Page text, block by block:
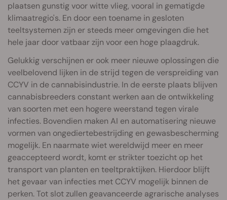
plaatsen gunstig voor witte vlieg, vooral in gematigde
klimaatregio's. En door een toename in gesloten
teeltsystemen zijn er steeds meer omgevingen die het
hele jaar door vatbaar zijn voor een hoge plaagdruk.
Gelukkig verschijnen er ook meer nieuwe oplossingen die
veelbelovend lijken in de strijd tegen de verspreiding van
CCYV in de cannabisindustrie. In de eerste plaats blijven
cannabisbreeders constant werken aan de ontwikkeling
van soorten met een hogere weerstand tegen virale
infecties. Bovendien maken AI en automatisering nieuwe
vormen van ongediertebestrijding en gewasbescherming
mogelijk. En naarmate wiet wereldwijd meer en meer
geaccepteerd wordt, komt er strikter toezicht op het
transport van planten en teeltpraktijken. Hierdoor blijft
het gevaar van infecties met CCYV mogelijk binnen de
perken. Tot slot zullen geavanceerde agrarische analyses